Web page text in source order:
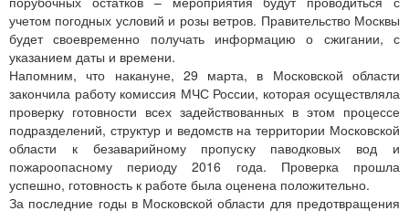
учетом погодных условий и розы ветров. Правительство Москвы
будет своевременно получать информацию о сжигании, с
указанием даты и времени.
Напомним, что накануне, 29 марта, в Московской области
закончила работу комиссия МЧС России, которая осуществляла
проверку готовности всех задействованных в этом процессе
подразделений, структур и ведомств на территории Московской
области к безаварийному пропуску паводковых вод и
пожароопасному периоду 2016 года. Проверка прошла
успешно, готовность к работе была оценена положительно.
За последние годы в Московской области для предотвращения